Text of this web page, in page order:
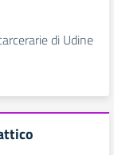
di Udine